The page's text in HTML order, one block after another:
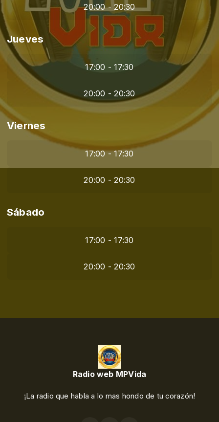
20:00 - 20:30
Jueves
17:00 - 17:30
20:00 - 20:30
Viernes
17:00 - 17:30
20:00 - 20:30
Sábado
17:00 - 17:30
20:00 - 20:30
Radio web MPVida
¡La radio que habla a lo mas hondo de tu corazón!